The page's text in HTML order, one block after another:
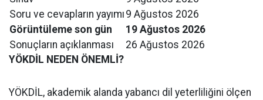
Soru ve cevapların yayımı 9 Ağustos 2026
Görüntüleme son gün
19 Ağustos 2026
Sonuçların açıklanması
26 Ağustos 2026
YÖKDİL NEDEN ÖNEMLİ?
YÖKDİL, akademik alanda yabancı dil yeterliliğini ölçen